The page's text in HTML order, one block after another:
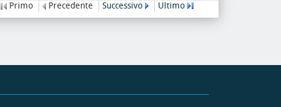
Primo Precedente Successivo Ultimo